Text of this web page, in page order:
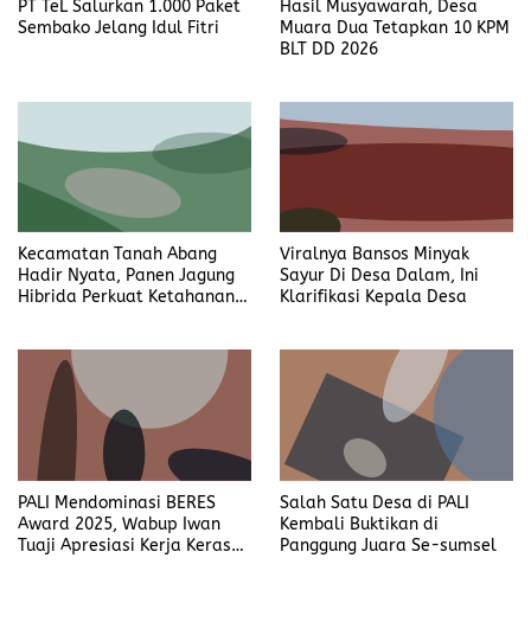
PT TeL Salurkan 1.000 Paket
Sembako Jelang Idul Fitri
Hasil Musyawarah, Desa
Muara Dua Tetapkan 10 KPM
BLT DD 2026
Kecamatan Tanah Abang
Hadir Nyata, Panen Jagung
Hibrida Perkuat Ketahanan
Viralnya Bansos Minyak
Sayur Di Desa Dalam, Ini
Klarifikasi Kepala Desa
PALI Mendominasi BERES
Award 2025, Wabup Iwan
Tuaji Apresiasi Kerja Keras
Salah Satu Desa di PALI
Kembali Buktikan di
Panggung Juara Se-sumsel